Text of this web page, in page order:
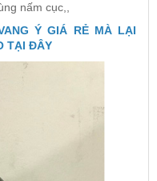
nấm cục,,
Ý GIÁ RẺ MÀ LẠI
TẠI ĐÂY